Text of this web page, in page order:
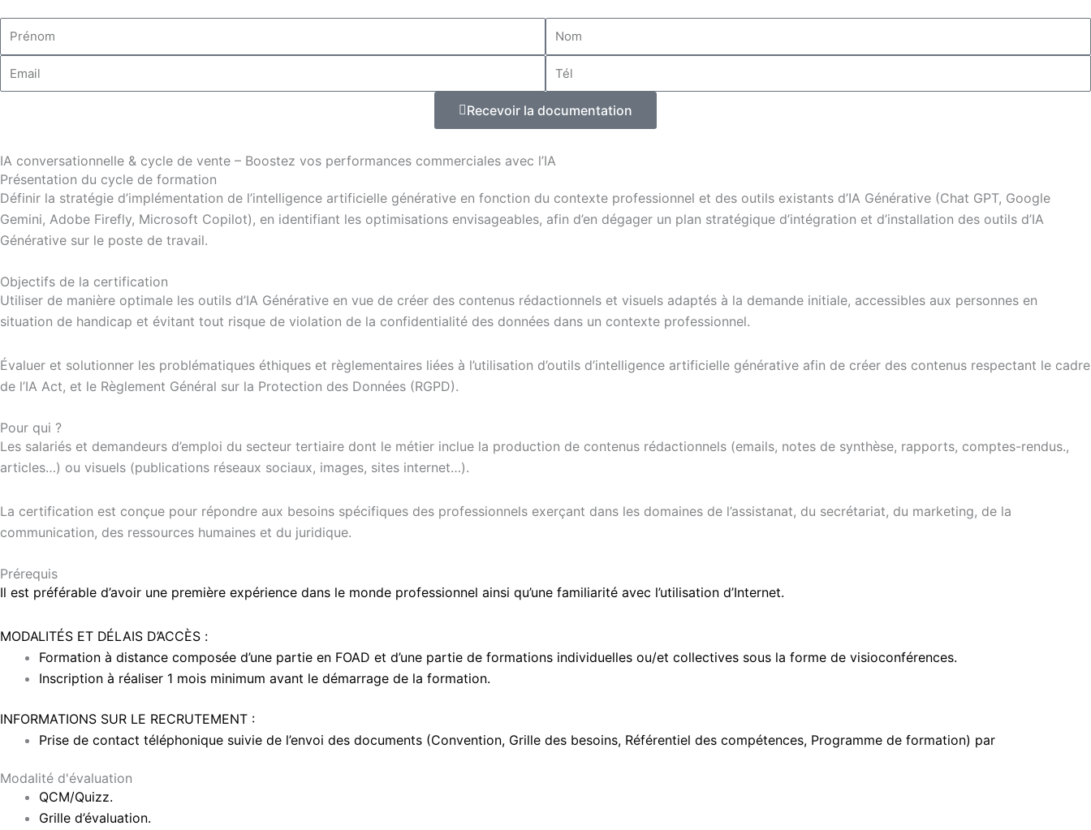
Prénom Nom
Recevoir la documentation
IA conversationnelle & cycle de vente – Boostez vos performances commerciales avec l’IA
Présentation du cycle de formation
Définir la stratégie d’implémentation de l’intelligence artificielle générative en fonction du contexte professionnel et des outils existants d’IA Générative (Chat GPT, Google
Gemini, Adobe Firefly, Microsoft Copilot), en identifiant les optimisations envisageables, afin d’en dégager un plan stratégique d’intégration et d’installation des outils d’IA
Générative sur le poste de travail.
Objectifs de la certification
Utiliser de manière optimale les outils d’IA Générative en vue de créer des contenus rédactionnels et visuels adaptés à la demande initiale, accessibles aux personnes en
situation de handicap et évitant tout risque de violation de la confidentialité des données dans un contexte professionnel.
Évaluer et solutionner les problématiques éthiques et règlementaires liées à l’utilisation d’outils d’intelligence artificielle générative afin de créer des contenus respectant le cadre
de l’IA Act, et le Règlement Général sur la Protection des Données (RGPD).
Pour qui ?
Les salariés et demandeurs d’emploi du secteur tertiaire dont le métier inclue la production de contenus rédactionnels (emails, notes de synthèse, rapports, comptes-rendus.,
articles…) ou visuels (publications réseaux sociaux, images, sites internet…).
La certification est conçue pour répondre aux besoins spécifiques des professionnels exerçant dans les domaines de l’assistanat, du secrétariat, du marketing, de la
communication, des ressources humaines et du juridique.
Prérequis
Il est préférable d’avoir une première expérience dans le monde professionnel ainsi qu’une familiarité avec l’utilisation d’Internet.
MODALITÉS ET DÉLAIS D’ACCÈS :
Formation à distance composée d’une partie en FOAD et d’une partie de formations individuelles ou/et collectives sous la forme de visioconférences.
Inscription à réaliser 1 mois minimum avant le démarrage de la formation.
INFORMATIONS SUR LE RECRUTEMENT :
Prise de contact téléphonique suivie de l’envoi des documents (Convention, Grille des besoins, Référentiel des compétences, Programme de formation) par
Modalité d'évaluation
QCM/Quizz.
Grille d’évaluation.